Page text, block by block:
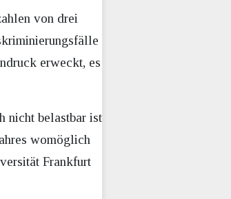
von drei
erweckt, es
nicht belastbar ist
womöglich
Frankfurt